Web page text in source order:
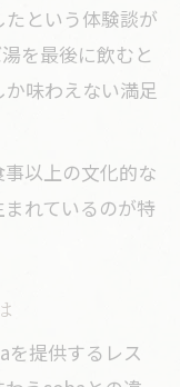
解説
つあるのか
要因を探る
注目
方の変化
という体験談が
を最後に飲むと
味わえない満足
以上の文化的な
れているのが特
を提供するレス